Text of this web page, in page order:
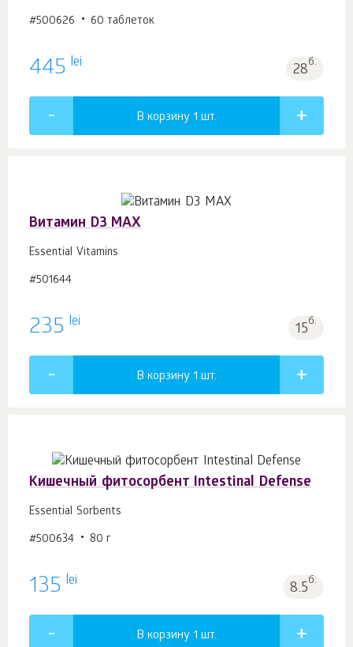
#500626 60 таблеток
445 lei 28б.
В корзину 1 шт.
Витамин D3 MAX
Essential Vitamins
#501644
235 lei 15б.
В корзину 1 шт.
Кишечный фитосорбент Intestinal Defense
Essential Sorbents
#500634 80 г
135 lei 8.5б.
В корзину 1 шт.